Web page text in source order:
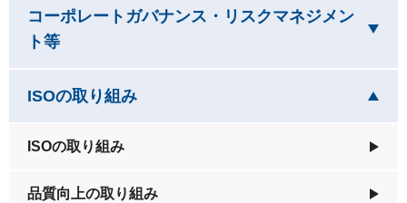
コーポレートガバナンス・リスクマネジメン
ト等を閉じています
ISOの取り組みを開いています
ISOの取り組み
品質向上の取り組み